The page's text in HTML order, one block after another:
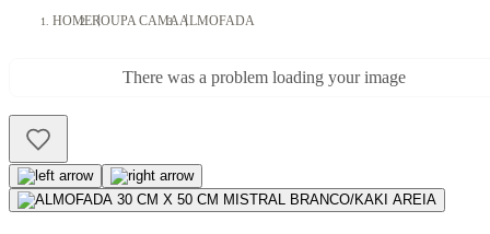
HOMEROUPA CAMAALMOFADA
There was a problem loading your image